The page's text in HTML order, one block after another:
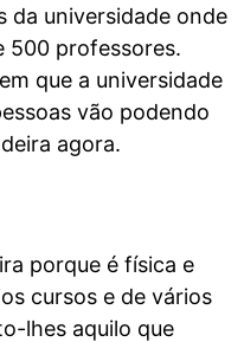
da universidade onde
500 professores.
que a universidade
vão podendo
agora.
porque é física e
cursos e de vários
lhes aquilo que